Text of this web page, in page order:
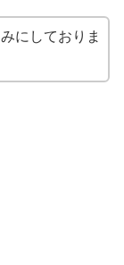
にしておりま